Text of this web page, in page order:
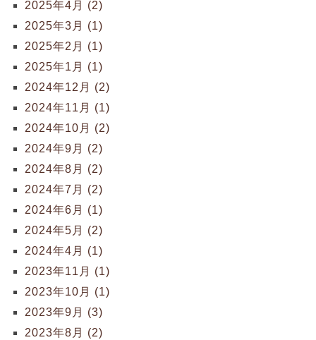
2025年4月 (2)
2025年3月 (1)
2025年2月 (1)
2025年1月 (1)
2024年12月 (2)
2024年11月 (1)
2024年10月 (2)
2024年9月 (2)
2024年8月 (2)
2024年7月 (2)
2024年6月 (1)
2024年5月 (2)
2024年4月 (1)
2023年11月 (1)
2023年10月 (1)
2023年9月 (3)
2023年8月 (2)